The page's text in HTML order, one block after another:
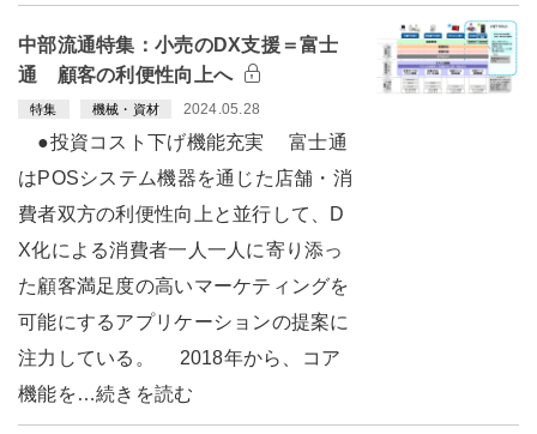
中部流通特集：小売のDX支援＝富士
通 顧客の利便性向上へ
特集 機械・資材 2024.05.28
●投資コスト下げ機能充実 富士通
はPOSシステム機器を通じた店舗・消
費者双方の利便性向上と並行して、D
X化による消費者一人一人に寄り添っ
た顧客満足度の高いマーケティングを
可能にするアプリケーションの提案に
注力している。 2018年から、コア
機能を…続きを読む